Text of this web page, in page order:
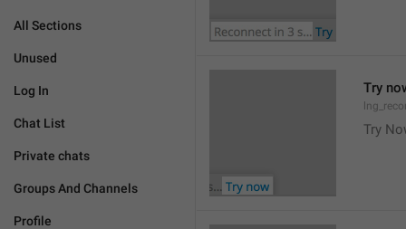
All Sections
Unused
Log In
Chat List
Private chats
Groups And Channels
Profile
Try
Try